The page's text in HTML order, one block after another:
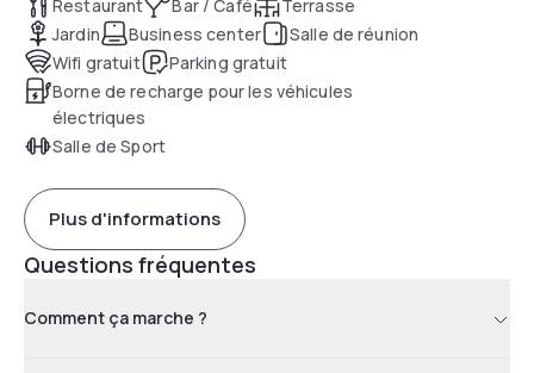
Restaurant Bar / Café
Terrasse
Jardin
Business center
Salle de réunion
Wifi gratuit
Parking gratuit
Borne de recharge pour les véhicules
électriques
Salle de Sport
Plus d'informations
Questions fréquentes
Comment ça marche ?